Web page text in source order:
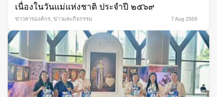
เนื่องในวันแม่แห่งชาติ ประจำปี ๒๕๖๙
ข่าวสารองค์กร ข่าวและกิจกรรม 7 Aug 2569